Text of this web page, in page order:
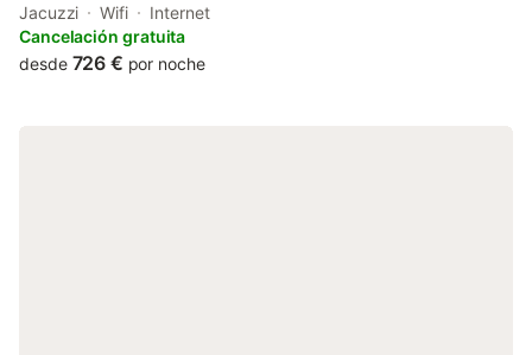
accommodation with free WiFi, a garden, mountain views, and
access to spa facilities and wellness packages.
Jacuzzi Wifi
Internet
Cancelación gratuita
desde 726 € por noche